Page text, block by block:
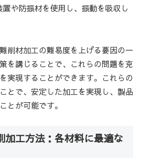
置や防振材を使用し、振動を吸収し
削材加工の難易度を上げる要因の一
を講じることで、これらの問題を克
実現することができます。これらの
とで、安定した加工を実現し、製品
とが可能です。
加工方法：各材料に最適な